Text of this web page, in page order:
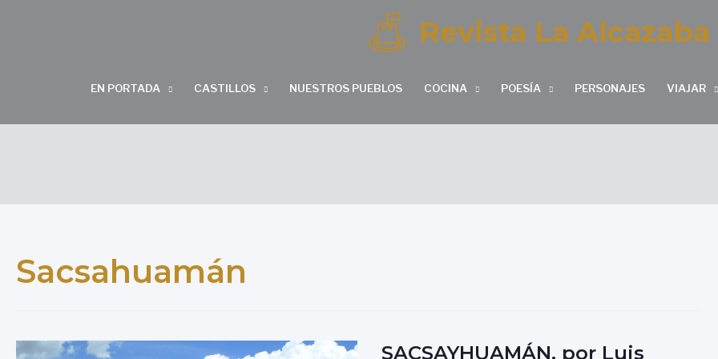
Revista La Alcazaba
EN PORTADA CASTILLOS NUESTROS PUEBLOS COCINA POESÍA PERSONAJES VIAJAR
Sacsahuamán
SACSAYHUAMÁN, por Luis